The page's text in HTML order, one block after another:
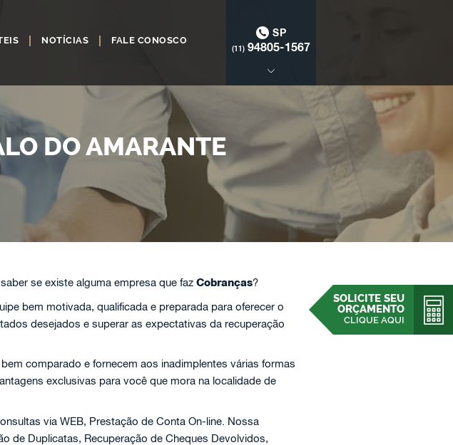
NOTÍCIAS FALE CONOSCO
SP
(11) 94805-1567
SOLICITE SEU
ORÇAMENTO
CLIQUE AQUI
DO AMARANTE
se existe alguma empresa que faz Cobranças?
bem motivada, qualificada e preparada para oferecer o
desejados e superar as expectativas da recuperação
comparado e fornecem aos inadimplentes várias formas
exclusivas para você que mora na localidade de
via WEB, Prestação de Conta On-line. Nossa
de Duplicatas, Recuperação de Cheques Devolvidos,